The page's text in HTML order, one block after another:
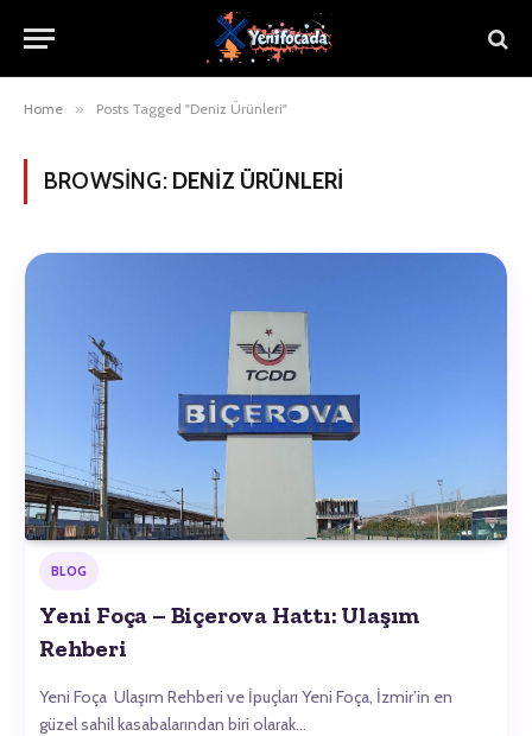
Home » Posts Tagged "Deniz Ürünleri"
BROWSING: DENIZ ÜRÜNLERI
BLOG
Yeni Foça – Biçerova Hattı: Ulaşım
Rehberi
Yeni Foça Ulaşım Rehberi ve İpuçları Yeni Foça, İzmir’in en
güzel sahil kasabalarından biri olarak…